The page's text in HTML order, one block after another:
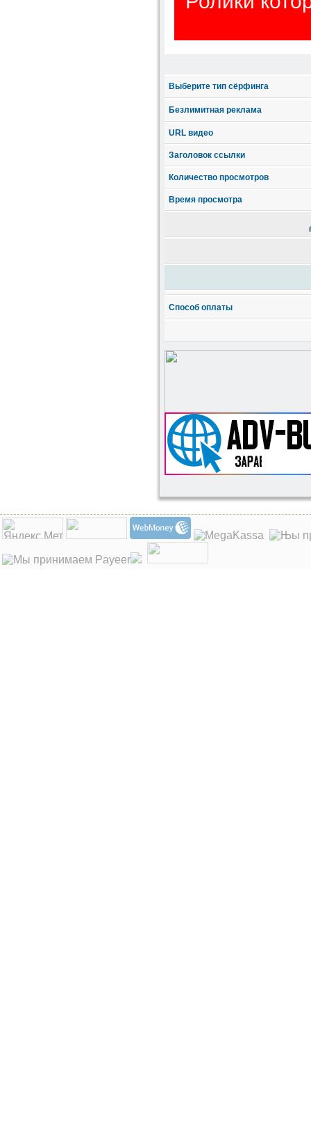
Выберите тип сёрфинга
Безлимитная реклама
URL видео
Заголовок ссылки
Количество просмотров
Время просмотра
Способ оплаты